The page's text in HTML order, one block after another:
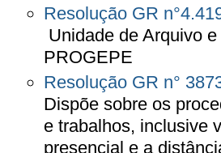
Resolução GR
Unidade de Arquivo
PROGEPE
Resolução GR n°
Dispõe sobre os
e trabalhos, inclusive
presencial e a